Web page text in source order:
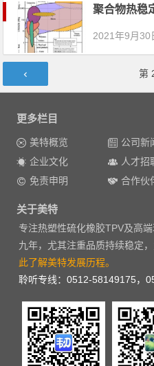
聚合物热稳
2021年9月30
文章导航 第
更多栏目
美特概览 公司新
企业文化
人才招
免责申明
合作伙
关于美特
专注热塑性硫化橡胶TPV及高
九年，尤其注重品质持续稳定
此了解美特发展历程。
聆听专线：0512-58149175，